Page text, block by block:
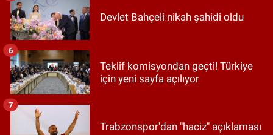
Devlet Bahçeli nikah şahidi oldu
Teklif komisyondan geçti! Türkiye
için yeni sayfa açılıyor
6
Trabzonspor'dan "haciz" açıklaması
7